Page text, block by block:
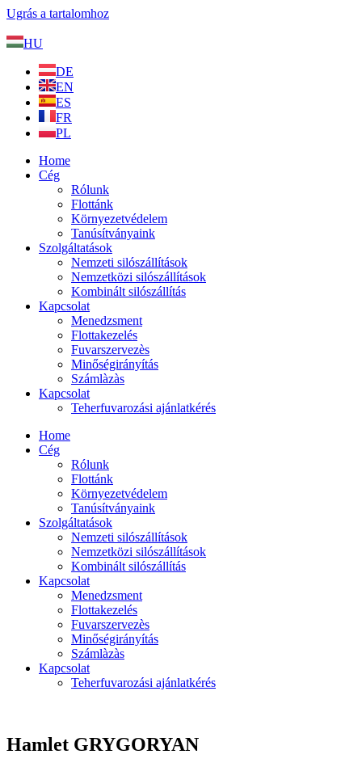
Ugrás a tartalomhoz
HU
DE
EN
ES
FR
PL
Home
Cég
Rólunk
Flottánk
Környezetvédelem
Tanúsítványaink
Szolgáltatások
Nemzeti silószállítások
Nemzetközi silószállítások
Kombinált silószállítás
Kapcsolat
Menedzsment
Flottakezelés
Fuvarszervezès
Minőségirányítás
Számlàzàs
Kapcsolat
Teherfuvarozási ajánlatkérés
Home
Cég
Rólunk
Flottánk
Környezetvédelem
Tanúsítványaink
Szolgáltatások
Nemzeti silószállítások
Nemzetközi silószállítások
Kombinált silószállítás
Kapcsolat
Menedzsment
Flottakezelés
Fuvarszervezès
Minőségirányítás
Számlàzàs
Kapcsolat
Teherfuvarozási ajánlatkérés
Hamlet GRYGORYAN